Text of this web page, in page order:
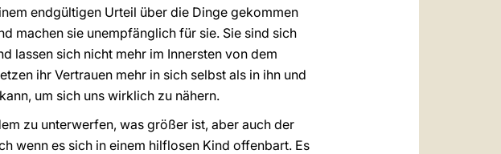
endgültigen Urteil über die Dinge gekommen
machen sie unempfänglich für sie. Sie sind sich
lassen sich nicht mehr im Innersten von dem
ihr Vertrauen mehr in sich selbst als in ihn und
um sich uns wirklich zu nähern.
zu unterwerfen, was größer ist, aber auch der
wenn es sich in einem hilflosen Kind offenbart. Es